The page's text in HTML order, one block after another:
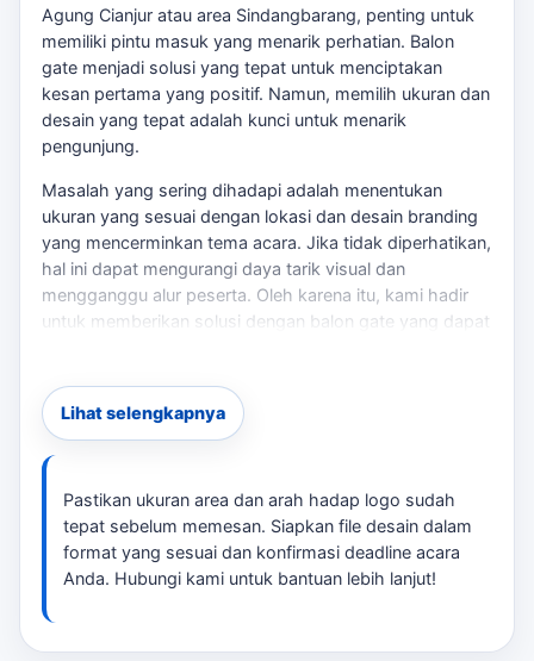
Agung Cianjur atau area Sindangbarang, penting untuk
memiliki pintu masuk yang menarik perhatian. Balon
gate menjadi solusi yang tepat untuk menciptakan
kesan pertama yang positif. Namun, memilih ukuran dan
desain yang tepat adalah kunci untuk menarik
pengunjung.
Masalah yang sering dihadapi adalah menentukan
ukuran yang sesuai dengan lokasi dan desain branding
yang mencerminkan tema acara. Jika tidak diperhatikan,
hal ini dapat mengurangi daya tarik visual dan
mengganggu alur peserta. Oleh karena itu, kami hadir
untuk memberikan solusi dengan balon gate yang dapat
masih relevan tanpa mengalihkan fokus dari kebutuhan
utama.
Ukuran dan Desain Custom
tersedia berbagai pilihan ukuran dan desain untuk balon
gate Anda. Anda bisa memilih warna, logo, dan elemen
branding lain yang sesuai dengan tema acara. Pastikan
untuk memberikan brief yang jelas agar hasilnya sesuai
harapan. Sebagai pembanding internal,
Lihat selengkapnya
Pastikan ukuran area dan arah hadap logo sudah
tepat sebelum memesan. Siapkan file desain dalam
format yang sesuai dan konfirmasi deadline acara
Anda. Hubungi kami untuk bantuan lebih lanjut!